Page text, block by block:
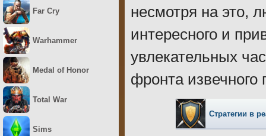
несмотря на это,
интересного и
увлекательных
фронта извечного
Стратегии в
Far Cry
Warhammer
Medal of Honor
Total War
Sims